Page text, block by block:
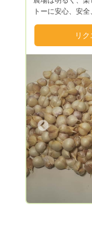
トーに安心、安
ける事を願い農
リ
Next